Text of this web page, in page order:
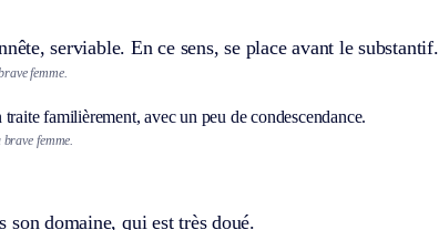
serviable. En ce sens, se place avant le substantif.
femme.
traite familièrement, avec un peu de condescendance.
femme.
domaine, qui est très doué.